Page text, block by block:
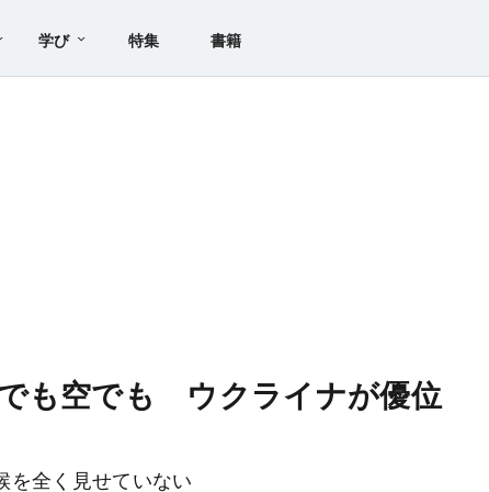
学び 特集 書籍
も空でも ウクライナが優位
を全く見せていない